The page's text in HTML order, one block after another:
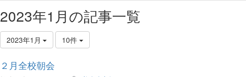
2023年1月の記事一覧
2023年1月 10件
２月全校朝会